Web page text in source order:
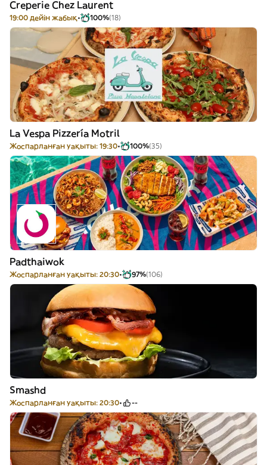
Creperie Chez Laurent
19:00 дейін жабық 100%(18)
La Vespa Pizzería Motril
Жоспарланған уақыты: 19:30 100%(35)
Padthaiwok
Жоспарланған уақыты: 20:30 97%(106)
Smashd
Жоспарланған уақыты: 20:30 --